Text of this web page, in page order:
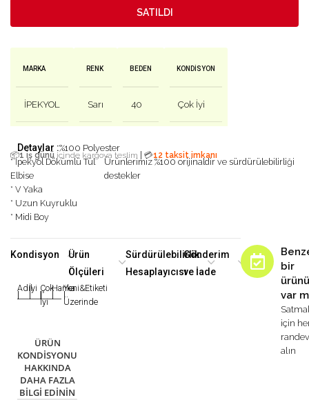
SATILDI
MARKA
İPEKYOL
RENK
Sarı
BEDEN
40
KONDISYON
Çok İyi
Detaylar :%100 Polyester
📦1 iş günü içinde kargoya teslim 💳12 taksit imkanı
* İpekyol Dökümlü Tül
Elbise
* V Yaka
* Uzun Kuyruklu
* Midi Boy
Ürünlerimiz %100 orijinaldir ve sürdürülebilirliği
destekler
Kondisyon
Adilİyi
|
Çok
İyi
Harika
|
Yeni&Etiketi
Üzerinde
ÜRÜN
KONDISYONU
HAKKINDA
DAHA FAZLA
BILGI EDININ
Ürün
Ölçüleri
Sürdürülebilirlik
Hesaplayıcısı
Gönderim
ve İade
bir
var
için
alın